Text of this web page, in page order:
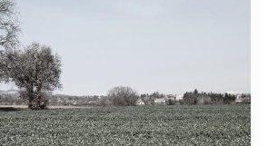
LIBRI PROCEEDINGS
SOCIAL MEDIA